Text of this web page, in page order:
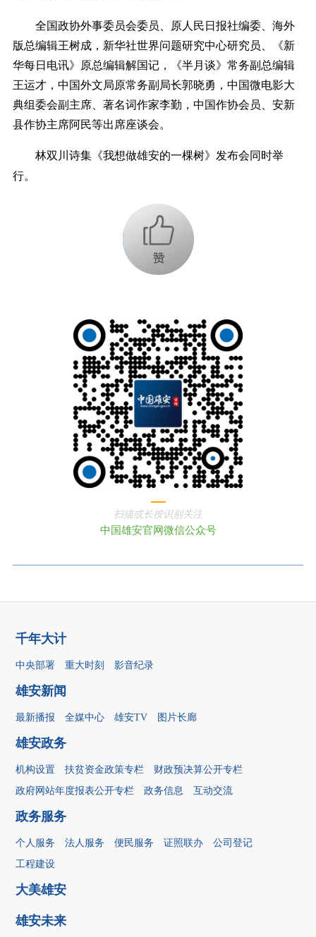
全国政协外事委员会委员、原人民日报社编委、海外
版总编辑王树成，新华社世界问题研究中心研究员、《新
华每日电讯》原总编辑解国记，《半月谈》常务副总编辑
王运才，中国外文局原常务副局长郭晓勇，中国微电影大
典组委会副主席、著名词作家李勤，中国作协会员、安新
县作协主席阿民等出席座谈会。
林双川诗集《我想做雄安的一棵树》发布会同时举
行。
+1
扫描或长按识别关注
中国雄安官网微信公众号
千年大计
中央部署 重大时刻 影音纪录
雄安新闻
最新播报 全媒中心 雄安TV 图片长廊
雄安政务
机构设置 扶贫资金政策专栏
财政预决算公开专栏
政府网站年度报表公开专栏
政务信息 互动交流
政务服务
个人服务 法人服务 便民服务 证照联办
公司登记
工程建设
大美雄安
雄安未来